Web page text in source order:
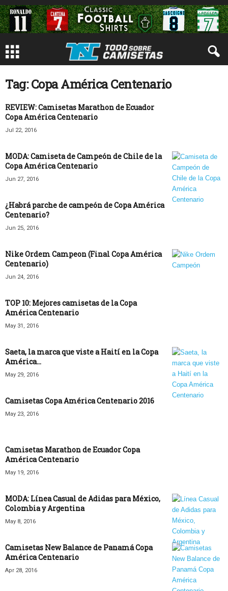
Tag: Copa América Centenario
REVIEW: Camisetas Marathon de Ecuador
Copa América Centenario
Jul 22, 2016
MODA: Camiseta de Campeón de Chile de la
Copa América Centenario
Jun 27, 2016
¿Habrá parche de campeón de Copa América
Centenario?
Jun 25, 2016
Nike Ordem Campeon (Final Copa América
Centenario)
Jun 24, 2016
TOP 10: Mejores camisetas de la Copa
América Centenario
May 31, 2016
Saeta, la marca que viste a Haití en la Copa
América...
May 29, 2016
Camisetas Copa América Centenario 2016
May 23, 2016
Camisetas Marathon de Ecuador Copa
América Centenario
May 19, 2016
MODA: Línea Casual de Adidas para México,
Colombia y Argentina
May 8, 2016
Camisetas New Balance de Panamá Copa
América Centenario
Apr 28, 2016